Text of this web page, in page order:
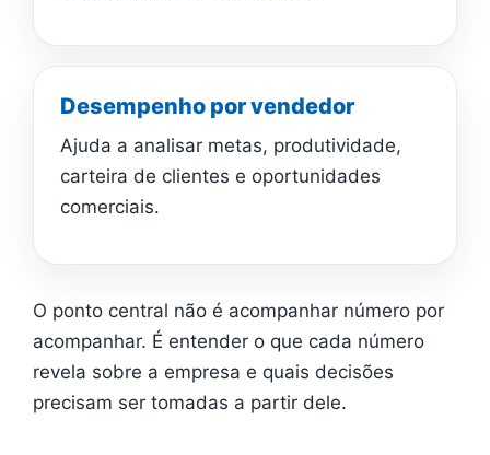
Desempenho por vendedor
Ajuda a analisar metas, produtividade,
carteira de clientes e oportunidades
comerciais.
O ponto central não é acompanhar número por
acompanhar. É entender o que cada número
revela sobre a empresa e quais decisões
precisam ser tomadas a partir dele.